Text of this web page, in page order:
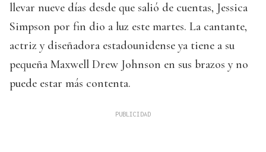
llevar nueve días desde que salió de cuentas, Jessica
Simpson por fin dio a luz este martes. La cantante,
actriz y diseñadora estadounidense ya tiene a su
pequeña Maxwell Drew Johnson en sus brazos y no
puede estar más contenta.